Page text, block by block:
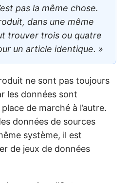
pas la même chose.
dans une même
trouver trois ou quatre
un article identique. »
ne sont pas toujours
les données sont
de marché à l’autre.
données de sources
système, il est
de jeux de données